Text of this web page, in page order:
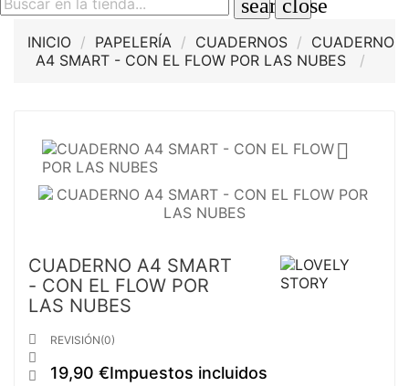
searchclose
INICIO PAPELERÍA CUADERNOS
CUADERNO
A4 SMART - CON EL FLOW POR LAS NUBES

CUADERNO A4 SMART
- CON EL FLOW POR
LAS NUBES



REVISIÓN(0)
19,90 €Impuestos incluidos